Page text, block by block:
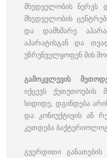
მხედველობის ნერვს
მხედველობის
და დამხმარე
აპარატისგან და
უზრუნველყოფენ მის
გამოკვლევის
იქცევს
სიდიდე, დგინდება
და კონიუქტივის ან
კეთდება
გვერდითი განათების